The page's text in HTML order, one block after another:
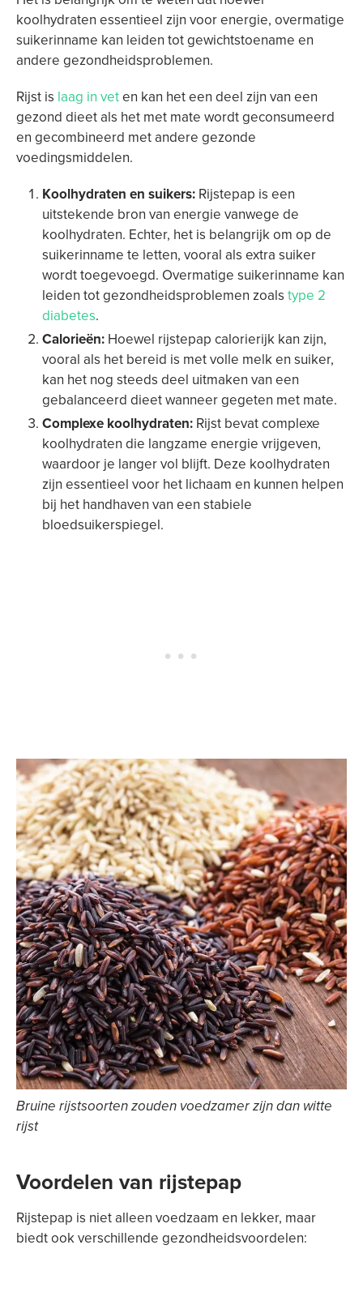
koolhydraten essentieel zijn voor energie, overmatige
suikerinname kan leiden tot gewichtstoename en
andere gezondheidsproblemen.
Rijst is laag in veten kan het een deel zijn van een
gezond dieet als het met mate wordt geconsumeerd
en gecombineerd met andere gezonde
voedingsmiddelen.
Koolhydraten en suikers: Rijstepap is een
uitstekende bron van energie vanwege de
koolhydraten. Echter, het is belangrijk om op de
suikerinname te letten, vooral als extra suiker
wordt toegevoegd. Overmatige suikerinname kan
leiden tot gezondheidsproblemen zoals type 2
diabetes.
Calorieën: Hoewel rijstepap calorierijk kan zijn,
vooral als het bereid is met volle melk en suiker,
kan het nog steeds deel uitmaken van een
gebalanceerd dieet wanneer gegeten met mate.
Complexe koolhydraten: Rijst bevat complexe
koolhydraten die langzame energie vrijgeven,
waardoor je langer vol blijft. Deze koolhydraten
zijn essentieel voor het lichaam en kunnen helpen
bij het handhaven van een stabiele
bloedsuikerspiegel.
Bruine rijstsoorten zouden voedzamer zijn dan witte
rijst
Voordelen van rijstepap
Rijstepap is niet alleen voedzaam en lekker, maar
biedt ook verschillende gezondheidsvoordelen: